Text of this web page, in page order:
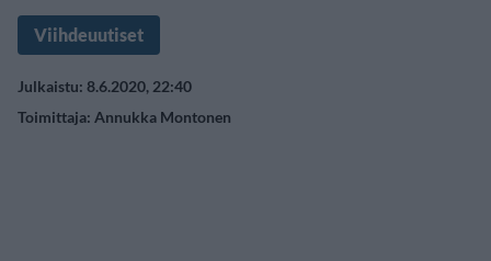
Viihdeuutiset
Julkaistu: 8.6.2020, 22:40
Toimittaja: Annukka Montonen